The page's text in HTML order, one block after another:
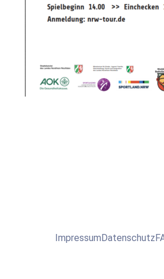
ImpressumDatenschutz